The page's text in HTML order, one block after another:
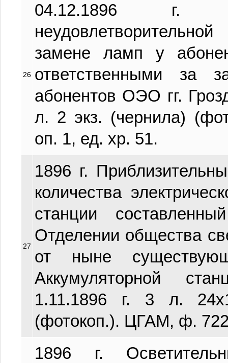
26
04.12.1896 г.
замене ламп у
ответственными за
абонентов ОЭО гг.
л. 2 экз. (чернила)
оп. 1, ед. хр. 51.
27
1896 г.
количества
станции
Отделении общества
от ныне
Аккумуляторной
1.11.1896 г. 3 л.
(фотокоп.). ЦГАМ, ф.
1896 г.